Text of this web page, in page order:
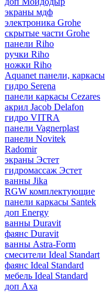
экраны мдф
электроника Grohe
скрытые части Grohe
панели Riho
ручки Riho
ножки Riho
Aquanet панели, каркасы
гидро Serena
панели каркасы Cezares
акрил Jacob Delafon
гидро VITRA
панели Vagnerplast
панели Novitek
Radomir
экраны Эстет
гидромассаж Эстет
ванны Jika
RGW комплектующие
панели каркасы Santek
доп Energy
ванны Duravit
фаянс Duravit
ванны Astra-Form
смесители Ideal Standart
фаянс Ideal Standard
мебель Ideal Standard
доп Axa